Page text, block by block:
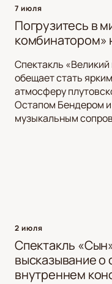
7 июля
Погрузитесь в
комбинатором»
Спектакль
обещает стать
атмосферу
Остапом Бендером
музыкальным
2 июля
Спектакль
высказывание о
внутреннем